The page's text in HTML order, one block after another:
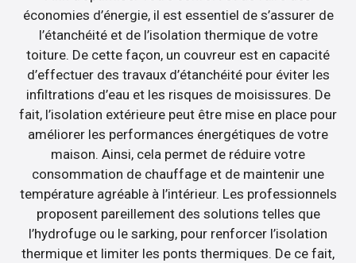
économies d’énergie, il est essentiel de s’assurer de
l’étanchéité et de l’isolation thermique de votre
toiture. De cette façon, un couvreur est en capacité
d’effectuer des travaux d’étanchéité pour éviter les
infiltrations d’eau et les risques de moisissures. De
fait, l’isolation extérieure peut être mise en place pour
améliorer les performances énergétiques de votre
maison. Ainsi, cela permet de réduire votre
consommation de chauffage et de maintenir une
température agréable à l’intérieur. Les professionnels
proposent pareillement des solutions telles que
l’hydrofuge ou le sarking, pour renforcer l’isolation
thermique et limiter les ponts thermiques. De ce fait,